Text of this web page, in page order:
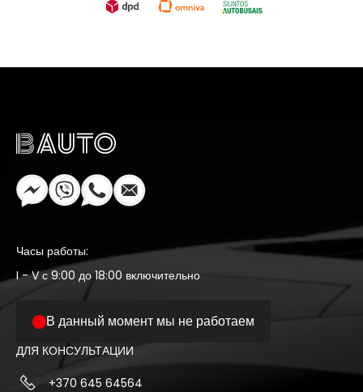
Часы работы:
I - V с 9:00 до 18:00 включительно
В данный момент мы не работаем
ДЛЯ КОНСУЛЬТАЦИИ
+370 645 64564